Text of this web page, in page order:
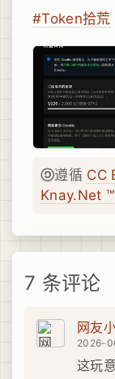
#Token拾荒
遵循 CC
Knay.Net ™
7 条评论
网友
2026-
这玩